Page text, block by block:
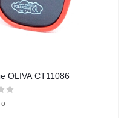
OLIVA CT11086